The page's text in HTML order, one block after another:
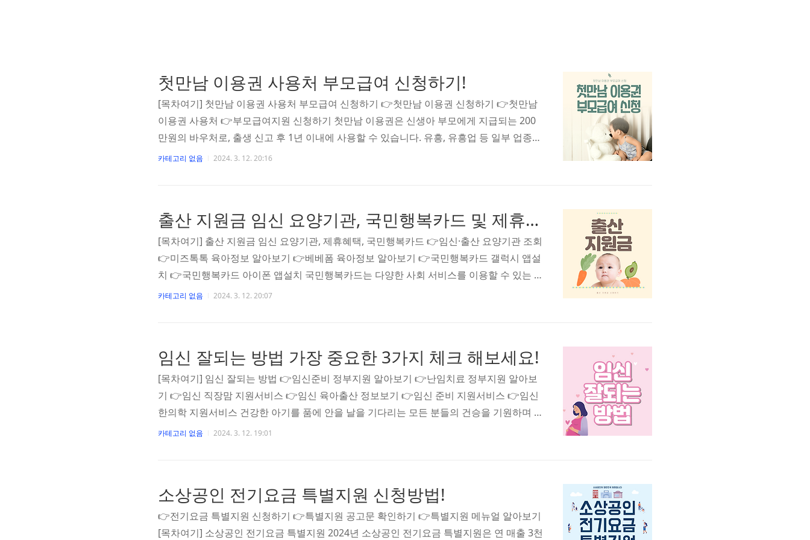
첫만남 이용권 사용처 부모급여 신청하기!
[목차여기] 첫만남 이용권 사용처 부모급여 신청하기 👉첫만남 이용권 신청하기 👉첫만남
이용권 사용처 👉부모급여지원 신청하기 첫만남 이용권은 신생아 부모에게 지급되는 200
만원의 바우처로, 출생 신고 후 1년 이내에 사용할 수 있습니다. 유흥, 유흥업 등 일부 업종을
제외한 다양한 곳에서 사용할 수 있습니다. 양육수당은 출산과 육아로 인한 소득 손실을 보
관 조회 👉미즈톡톡 육아정보 알아보기 👉베베폼 육아정보 알아보기 👉국민행..
카테고리 없음 2024. 3. 12. 20:16
출산 지원금 임신 요양기관, 국민행복카드 및 제휴혜택!
[목차여기] 출산 지원금 임신 요양기관, 제휴혜택, 국민행복카드 👉임신·출산 요양기관 조회
👉미즈톡톡 육아정보 알아보기 👉베베폼 육아정보 알아보기 👉국민행복카드 갤럭시 앱설
치 👉국민행복카드 아이폰 앱설치 국민행복카드는 다양한 사회 서비스를 이용할 수 있는 바
우처 카드입니다. 온라인으로 신청할 수 있으며, 지출 내역을 추적하고 잔액을 확인할 수 있
스의 새로운 소식이 궁금하신가요? 확인해야 할 최고의 신규 드라마를 모아봤습니다 na..
카테고리 없음 2024. 3. 12. 20:07
임신 잘되는 방법 가장 중요한 3가지 체크 해보세요!
[목차여기] 임신 잘되는 방법 👉임신준비 정부지원 알아보기 👉난임치료 정부지원 알아보
기 👉임신 직장맘 지원서비스 👉임신 육아출산 정보보기 👉임신 준비 지원서비스 👉임신
한의학 지원서비스 건강한 아기를 품에 안을 날을 기다리는 모든 분들의 건승을 기원하며 오
늘의 포스팅 임신 잘되는 방법에 대해 마무리하고자 합니다. 좋은 하루 되시고 항상 건강하
아봤습니다 nanaconspace.com 3월 꽃축제 봄꽃축제 추천 BEST 4! 안녕하세요..
카테고리 없음 2024. 3. 12. 19:01
소상공인 전기요금 특별지원 신청방법!
👉전기요금 특별지원 신청하기 👉특별지원 공고문 확인하기 👉특별지원 메뉴얼 알아보기
[목차여기] 소상공인 전기요금 특별지원 2024년 소상공인 전기요금 특별지원은 연 매출 3천